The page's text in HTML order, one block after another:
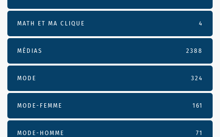
MATH ET MA CLIQUE 4
MÉDIAS 2388
MODE 324
MODE-FEMME 161
MODE-HOMME 71